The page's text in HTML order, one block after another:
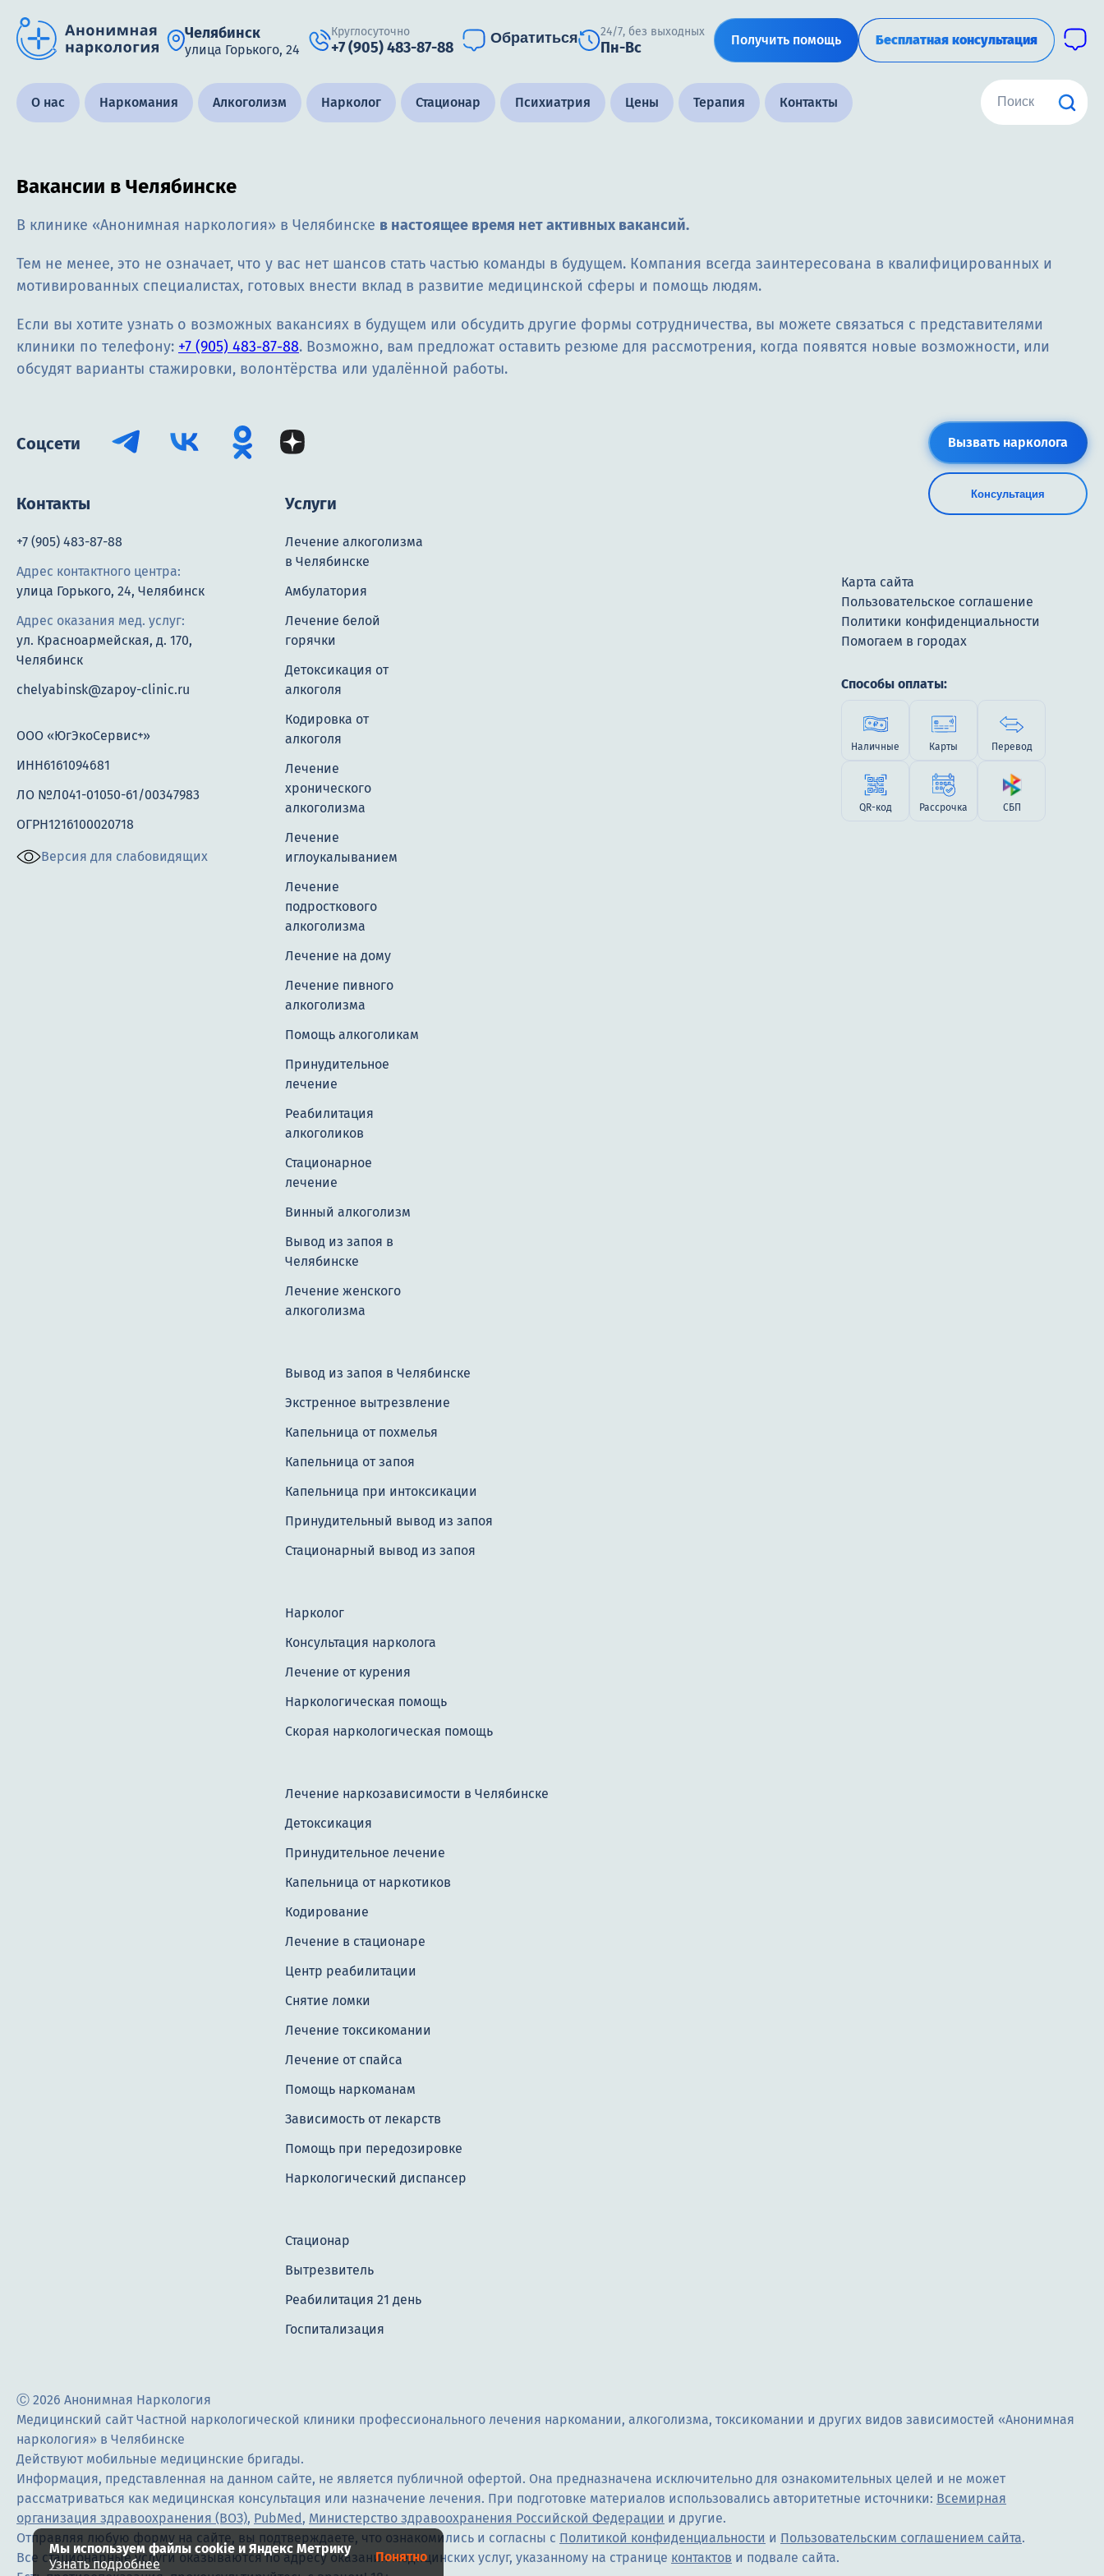
Челябинск
улица Горького, 24
Круглосуточно
+7 (905) 483-87-88
Обратиться 24/7, без выходных
Пн-Вс Получить помощь Бесплатная консультация
Получить помощь специалиста
Круглосуточно, анонимно
Адрес call-центра
О нас Наркомания Алкоголизм Нарколог Стационар Психиатрия Цены Терапия Контакты
Вакансии в Челябинске
В клинике «Анонимная наркология» в Челябинске в настоящее время нет активных вакансий.
Тем не менее, это не означает, что у вас нет шансов стать частью команды в будущем. Компания всегда заинтересована в квалифицированных и
мотивированных специалистах, готовых внести вклад в развитие медицинской сферы и помощь людям.
Если вы хотите узнать о возможных вакансиях в будущем или обсудить другие формы сотрудничества, вы можете связаться с представителями
клиники по телефону: +7 (905) 483-87-88. Возможно, вам предложат оставить резюме для рассмотрения, когда появятся новые возможности, или
обсудят варианты стажировки, волонтёрства или удалённой работы.
Соцсети Вызвать нарколога
Консультация
Карта сайта
Пользовательское соглашение
Политики конфиденциальности
Помогаем в городах
Способы оплаты:
Наличные Карты Перевод
QR-код Рассрочка СБП
Контакты
+7 (905) 483-87-88
Адрес контактного центра:
улица Горького, 24, Челябинск
Адрес оказания мед. услуг:
ул. Красноармейская, д. 170,
Челябинск
chelyabinsk@zapoy-clinic.ru
ООО «ЮгЭкоСервис+»
ИНН6161094681
ЛО №Л041-01050-61/00347983
ОГРН1216100020718
Версия для слабовидящих
Услуги
Лечение алкоголизма
в Челябинске
Амбулатория
Лечение белой
горячки
Детоксикация от
алкоголя
Кодировка от
алкоголя
Лечение
хронического
алкоголизма
Лечение
иглоукалыванием
Лечение
подросткового
алкоголизма
Лечение на дому
Лечение пивного
алкоголизма
Помощь алкоголикам
Принудительное
лечение
Реабилитация
алкоголиков
Стационарное
лечение
Винный алкоголизм
Вывод из запоя в
Челябинске
Лечение женского
алкоголизма
Вывод из запоя в Челябинске
Экстренное вытрезвление
Капельница от похмелья
Капельница от запоя
Капельница при интоксикации
Принудительный вывод из запоя
Стационарный вывод из запоя
Нарколог
Консультация нарколога
Лечение от курения
Наркологическая помощь
Скорая наркологическая помощь
Лечение наркозависимости в Челябинске
Детоксикация
Принудительное лечение
Капельница от наркотиков
Кодирование
Лечение в стационаре
Центр реабилитации
Снятие ломки
Лечение токсикомании
Лечение от спайса
Помощь наркоманам
Зависимость от лекарств
Помощь при передозировке
Наркологический диспансер
Стационар
Вытрезвитель
Реабилитация 21 день
Госпитализация
Ⓒ 2026 Анонимная Наркология
Медицинский сайт Частной наркологической клиники профессионального лечения наркомании, алкоголизма, токсикомании и других видов зависимостей «Анонимная
наркология» в Челябинске
Действуют мобильные медицинские бригады.
Информация, представленная на данном сайте, не является публичной офертой. Она предназначена исключительно для ознакомительных целей и не может
рассматриваться как медицинская консультация или назначение лечения. При подготовке материалов использовались авторитетные источники: Всемирная
организация здравоохранения (ВОЗ), PubMed, Министерство здравоохранения Российской Федерации и другие.
Отправляя любую форму на сайте, вы подтверждаете, что ознакомились и согласны с Политикой конфиденциальности и Пользовательским соглашением сайта.
Все стационарные услуги оказываются по адресу оказания медицинских услуг, указанному на странице контактов и подвале сайта.
Мы используем файлы cookie и Яндекс Метрику
Узнать подробнее
Понятно